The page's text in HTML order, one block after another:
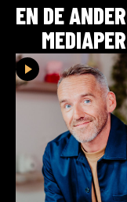
EN DE